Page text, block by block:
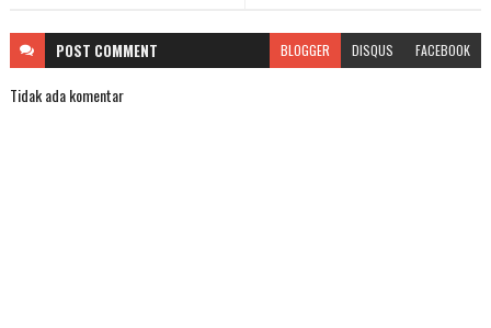
POST COMMENT BLOGGER DISQUS FACEBOOK
Tidak ada komentar